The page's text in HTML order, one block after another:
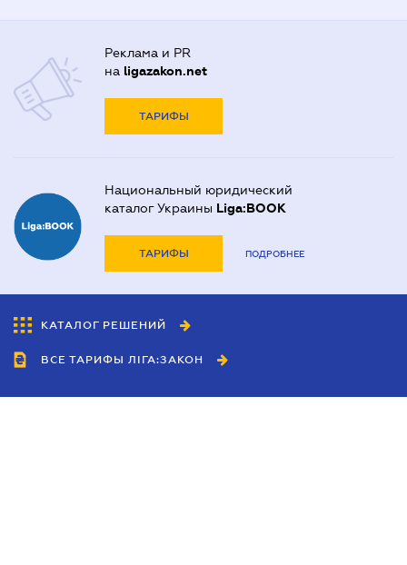
Реклама и PR
на ligazakon.net
ТАРИФЫ
Национальный юридический
каталог Украины Liga:BOOK
ТАРИФЫ ПОДРОБНЕЕ
КАТАЛОГ РЕШЕНИЙ
ВСЕ ТАРИФЫ ЛІГА:ЗАКОН